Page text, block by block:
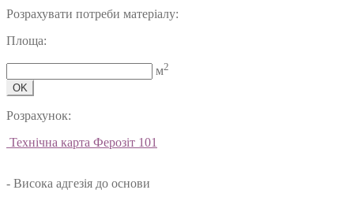
Розрахувати потреби матеріалу:
Площа:
м2
OK
Розрахунок:
Технічна карта Ферозіт 101
- Висока адгезія до основи